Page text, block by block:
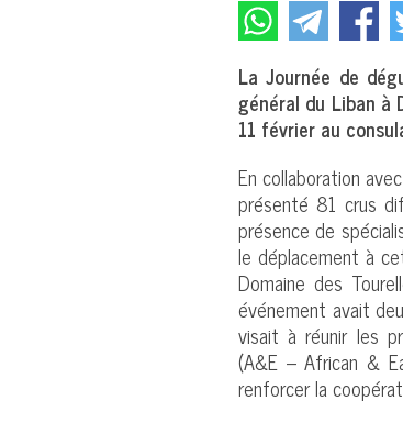
La Journée de
général du Liban à
11 février au
En collaboration
présenté 81 crus
présence de
le déplacement à
Domaine des
événement avait
visait à réunir les
(A&E – African &
renforcer la